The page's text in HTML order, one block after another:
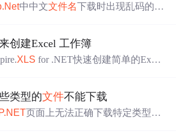
中中文文件名下载时出现乱码的问
创建Excel 工作簿
XLS for .NET快速创建简单的Excel
类型的文件不能下载
页面上无法正确下载特定类型文